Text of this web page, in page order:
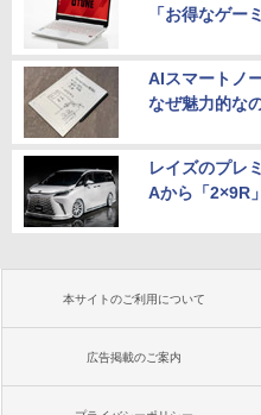
「お得なゲー
AIスマートノ
なぜ魅力的な
レイズのプレ
Aから「2×9R
本サイトのご利用について
広告掲載のご案内